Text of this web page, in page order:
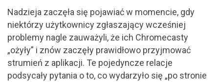
Nadzieja zaczęła się pojawiać w momencie, gdy
niektórzy użytkownicy zgłaszający wcześniej
problemy nagle zauważyli, że ich Chromecasty
„ożyły” i znów zaczęły prawidłowo przyjmować
strumień z aplikacji. Te pojedyncze relacje
podsycały pytania o to, co wydarzyło się „po stronie